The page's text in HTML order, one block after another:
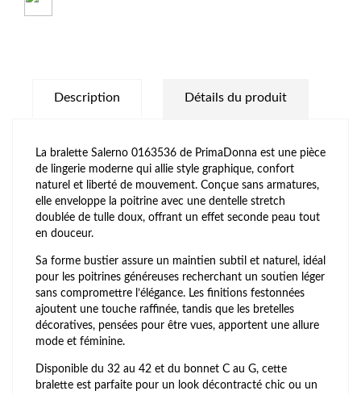
Description Détails du produit
La bralette Salerno 0163536 de PrimaDonna est une pièce
de lingerie moderne qui allie style graphique, confort
naturel et liberté de mouvement. Conçue sans armatures,
elle enveloppe la poitrine avec une dentelle stretch
doublée de tulle doux, offrant un effet seconde peau tout
en douceur.
Sa forme bustier assure un maintien subtil et naturel, idéal
pour les poitrines généreuses recherchant un soutien léger
sans compromettre l’élégance. Les finitions festonnées
ajoutent une touche raffinée, tandis que les bretelles
décoratives, pensées pour être vues, apportent une allure
mode et féminine.
Disponible du 32 au 42 et du bonnet C au G, cette
bralette est parfaite pour un look décontracté chic ou un